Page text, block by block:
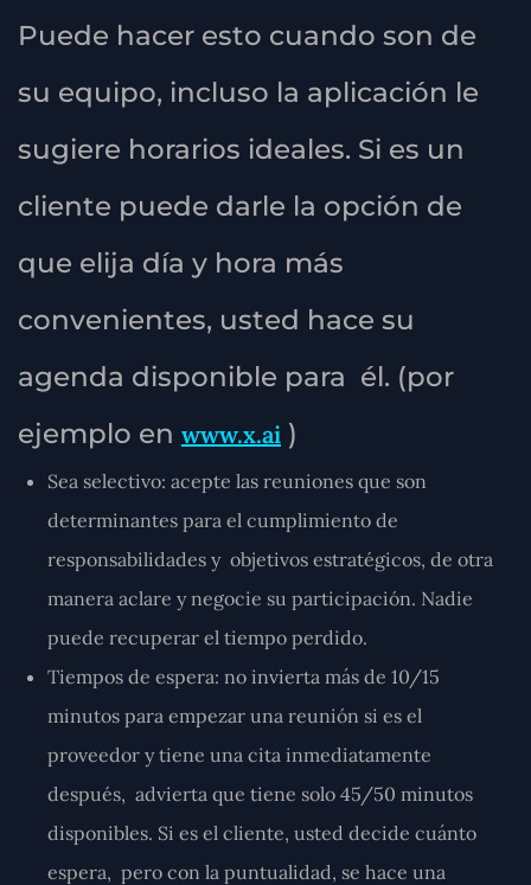
Puede hacer esto cuando son de
su equipo, incluso la aplicación le
sugiere horarios ideales. Si es un
cliente puede darle la opción de
que elija día y hora más
convenientes, usted hace su
agenda disponible para él. (por
ejemplo en www.x.ai )
Sea selectivo: acepte las reuniones que son
determinantes para el cumplimiento de
responsabilidades y objetivos estratégicos, de otra
manera aclare y negocie su participación. Nadie
puede recuperar el tiempo perdido.
Tiempos de espera: no invierta más de 10/15
minutos para empezar una reunión si es el
proveedor y tiene una cita inmediatamente
después, advierta que tiene solo 45/50 minutos
disponibles. Si es el cliente, usted decide cuánto
espera, pero con la puntualidad, se hace una